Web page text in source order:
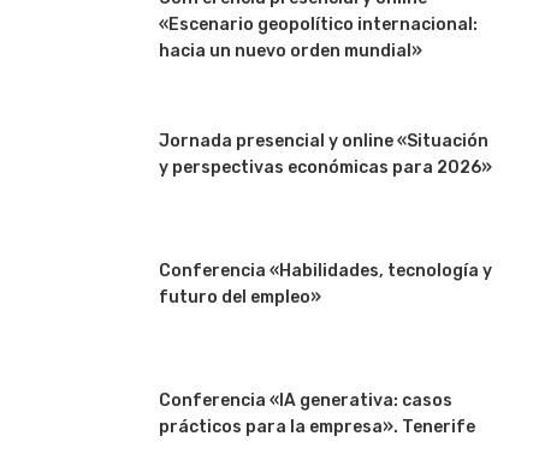
«Escenario geopolítico internacional:
hacia un nuevo orden mundial»
Jornada presencial y online «Situación
y perspectivas económicas para 2026»
Conferencia «Habilidades, tecnología y
futuro del empleo»
Conferencia «IA generativa: casos
prácticos para la empresa». Tenerife